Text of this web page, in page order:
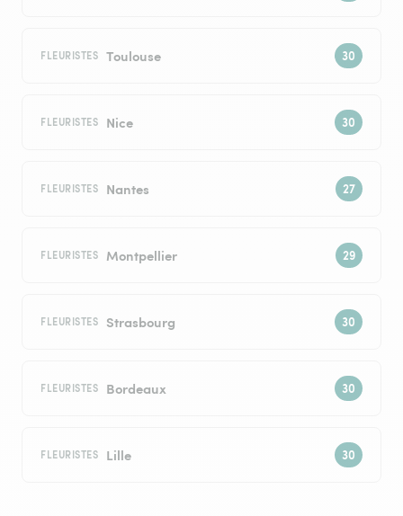
FLEURISTES Toulouse
FLEURISTES Nice
FLEURISTES Nantes
FLEURISTES Montpellier
FLEURISTES Strasbourg
FLEURISTES Bordeaux
FLEURISTES Lille